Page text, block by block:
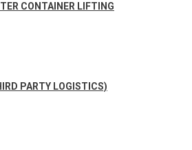
CONTAINER LIFTING
PARTY LOGISTICS)